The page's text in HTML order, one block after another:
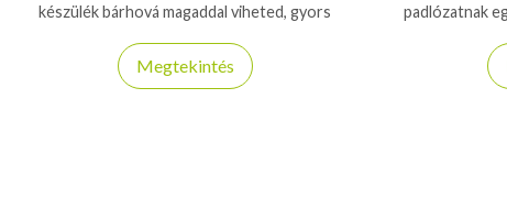
készülék bárhová magaddal viheted, gyors
Megtekintés
padlózatnak